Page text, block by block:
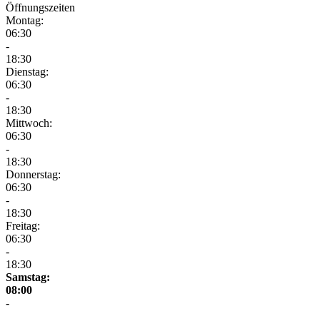
Öffnungszeiten
Montag:
06:30
-
18:30
Dienstag:
06:30
-
18:30
Mittwoch:
06:30
-
18:30
Donnerstag:
06:30
-
18:30
Freitag:
06:30
-
18:30
Samstag:
08:00
-